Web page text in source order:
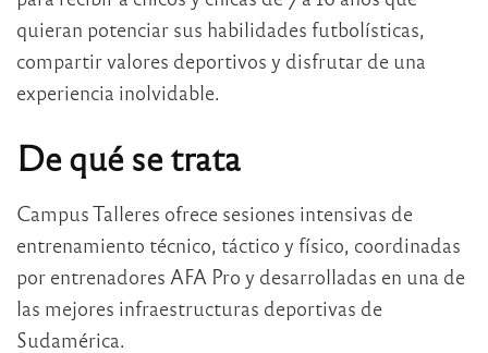
quieran potenciar sus habilidades futbolísticas,
compartir valores deportivos y disfrutar de una
experiencia inolvidable.
De qué se trata
Campus Talleres ofrece sesiones intensivas de
entrenamiento técnico, táctico y físico, coordinadas
por entrenadores AFA Pro y desarrolladas en una de
las mejores infraestructuras deportivas de
Sudamérica.